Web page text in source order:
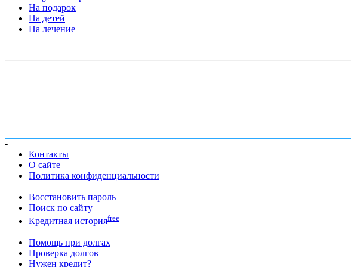
На подарок
На детей
На лечение
-
Контакты
О сайте
Политика конфиденциальности
Восстановить пароль
Поиск по сайту
Кредитная историяfree
Помощь при долгах
Проверка долгов
Нужен кредит?